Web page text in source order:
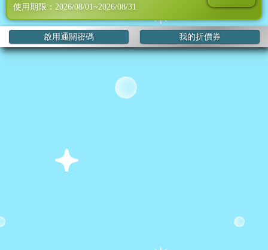
使用期限：2026/08/01~2026/08/31
啟用通關密碼 我的折價券